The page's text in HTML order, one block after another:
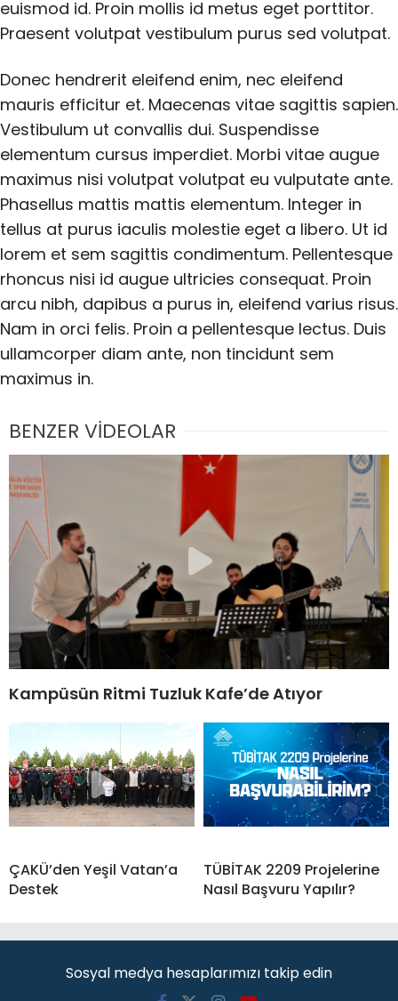
euismod id. Proin mollis id metus eget porttitor.
Praesent volutpat vestibulum purus sed volutpat.
Donec hendrerit eleifend enim, nec eleifend
mauris efficitur et. Maecenas vitae sagittis sapien.
Vestibulum ut convallis dui. Suspendisse
elementum cursus imperdiet. Morbi vitae augue
maximus nisi volutpat volutpat eu vulputate ante.
Phasellus mattis mattis elementum. Integer in
tellus at purus iaculis molestie eget a libero. Ut id
lorem et sem sagittis condimentum. Pellentesque
rhoncus nisi id augue ultricies consequat. Proin
arcu nibh, dapibus a purus in, eleifend varius risus.
Nam in orci felis. Proin a pellentesque lectus. Duis
ullamcorper diam ante, non tincidunt sem
maximus in.
BENZER VİDEOLAR
Kampüsün Ritmi Tuzluk Kafe’de Atıyor
ÇAKÜ’den Yeşil Vatan’a
Destek
TÜBİTAK 2209 Projelerine
Nasıl Başvuru Yapılır?
Sosyal medya hesaplarımızı takip edin